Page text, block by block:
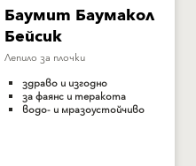
Баумит Баумакол
Бейсик
Лепило за плочки
здраво и изгодно
за фаянс и теракота
водо- и мразоустойчиво